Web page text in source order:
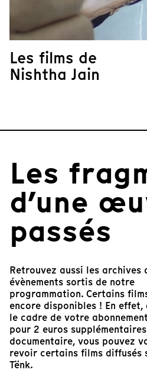
Les films de
Nishtha Jain
Les
d’une
passés
Retrouvez aussi les archives
évènements sortis de notre
programmation. Certains
encore disponibles ! En effet,
le cadre de votre
pour 2 euros
documentaire, vous pouvez
revoir certains films diffusés
Tënk.